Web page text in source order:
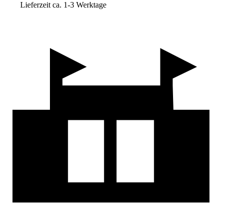
Lieferzeit ca. 1-3 Werktage